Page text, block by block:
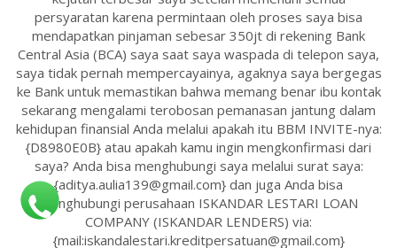
persyaratan karena permintaan oleh proses saya bisa
mendapatkan pinjaman sebesar 350jt di rekening Bank
Central Asia (BCA) saya saat saya waspada di telepon saya,
saya tidak pernah mempercayainya, agaknya saya bergegas
ke Bank untuk memastikan bahwa memang benar ibu kontak
sekarang mengalami terobosan pemanasan jantung dalam
kehidupan finansial Anda melalui apakah itu BBM INVITE-nya:
{D8980E0B} atau apakah kamu ingin mengkonfirmasi dari
saya? Anda bisa menghubungi saya melalui surat saya:
{aditya.aulia139@gmail.com} dan juga Anda bisa
menghubungi perusahaan ISKANDAR LESTARI LOAN
COMPANY (ISKANDAR LENDERS) via:
{mail:iskandalestari.kreditpersatuan@gmail.com}